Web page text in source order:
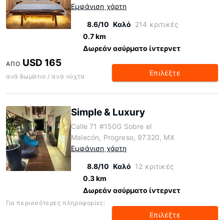
Εμφάνιση χάρτη
8.6/10 Καλό 214 κριτικές
0.7 km
Δωρεάν ασύρματο ίντερνετ
ΑΠΌ USD 165
ανά δωμάτιο / ανά νύχτα Επιλέξτε
Simple & Luxury
Calle 71 #150G Sobre el
Malecón, Progreso, 97320, MX
Εμφάνιση χάρτη
8.8/10 Καλό 12 κριτικές
0.3 km
Δωρεάν ασύρματο ίντερνετ
Για περισσότερες πληροφορίες:
Επιλέξτε